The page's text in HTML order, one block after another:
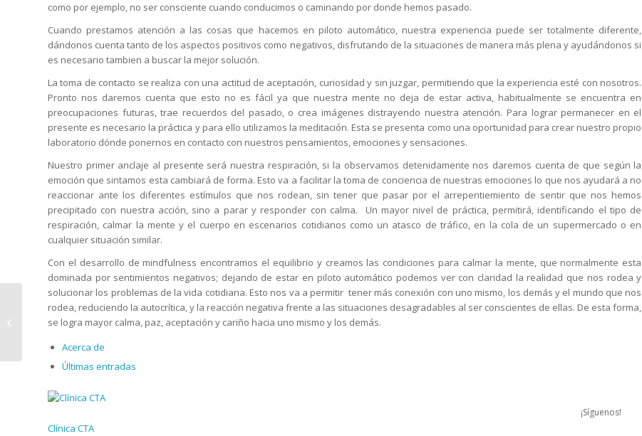
como por ejemplo, no ser consciente cuando conducimos o caminando por donde hemos pasado.
Cuando prestamos atención a las cosas que hacemos en piloto automático, nuestra experiencia puede ser totalmente diferente,
dándonos cuenta tanto de los aspectos positivos como negativos, disfrutando de la situaciones de manera más plena y ayudándonos si
es necesario tambien a buscar la mejor solución.
La toma de contacto se realiza con una actitud de aceptación, curiosidad y sin juzgar, permitiendo que la experiencia esté con nosotros.
Pronto nos daremos cuenta que esto no es fácil ya que nuestra mente no deja de estar activa, habitualmente se encuentra en
preocupaciones futuras, trae recuerdos del pasado, o crea imágenes distrayendo nuestra atención. Para lograr permanecer en el
presente es necesario la práctica y para ello utilizamos la meditación. Esta se presenta como una oportunidad para crear nuestro propio
laboratorio dónde ponernos en contacto con nuestros pensamientos, emociones y sensaciones.
Nuestro primer anclaje al presente será nuestra respiración, si la observamos detenidamente nos daremos cuenta de que según la
emoción que sintamos esta cambiará de forma. Esto va a facilitar la toma de conciencia de nuestras emociones lo que nos ayudará a no
reaccionar ante los diferentes estímulos que nos rodean, sin tener que pasar por el arrepentiemiento de sentir que nos hemos
precipitado con nuestra acción, sino a parar y responder con calma. Un mayor nivel de práctica, permitirá, identificando el tipo de
respiración, calmar la mente y el cuerpo en escenarios cotidianos como un atasco de tráfico, en la cola de un supermercado o en
cualquier situación similar.
Con el desarrollo de mindfulness encontramos el equilibrio y creamos las condiciones para calmar la mente, que normalmente esta
dominada por sentimientos negativos; dejando de estar en piloto automático podemos ver con claridad la realidad que nos rodea y
solucionar los problemas de la vida cotidiana. Esto nos va a permitir tener más conexión con uno mismo, los demás y el mundo que nos
rodea, reduciendo la autocrítica, y la reacción negativa frente a las situaciones desagradables al ser conscientes de ellas. De esta forma,
se logra mayor calma, paz, aceptación y cariño hacia uno mismo y los demás.
Acerca de
Últimas entradas
¡Síguenos!
Clínica CTA
Taller de Mindfulness
y Consciencia Plena